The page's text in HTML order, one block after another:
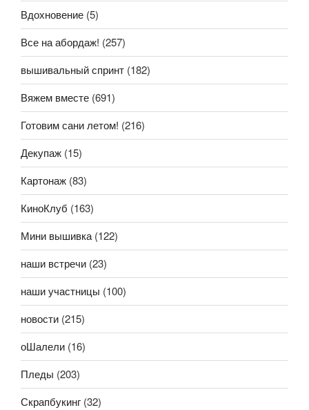
Вдохновение (5)
Все на абордаж! (257)
вышивальный спринт (182)
Вяжем вместе (691)
Готовим сани летом! (216)
Декупаж (15)
Картонаж (83)
КиноКлуб (163)
Мини вышивка(122)
наши встречи (23)
наши участницы (100)
новости (215)
оШалели (16)
Пледы (203)
Скрапбукинг (32)